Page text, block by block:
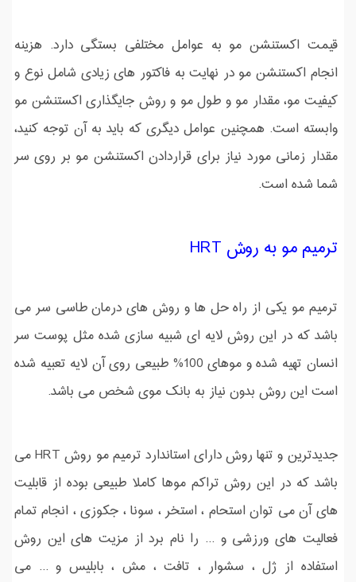
قیمت اکستنشن مو به عوامل مختلفی بستگی دارد. هزینه
انجام اکستنشن مو در نهایت به فاکتور های زیادی شامل نوع و
کیفیت مو، مقدار مو و طول مو و روش جایگذاری اکستنشن مو
وابسته است. همچنین عوامل دیگری که باید به آن توجه کنید،
مقدار زمانی مورد نیاز برای قراردادن اکستنشن مو بر روی سر
شما شده است.
ترمیم مو به روش HRT
ترمیم مو یکی از راه حل ها و روش های درمان طاسی سر می
باشد که در این روش لایه ای شبیه سازی شده مثل پوست سر
انسان تهیه شده و موهای 100% طبیعی روی آن لایه تعبیه شده
است این روش بدون نیاز به بانک موی شخص می باشد.
جدیدترین و تنها روش دارای استاندارد ترمیم مو روش HRT می
باشد که در این روش تراکم موها کاملا طبیعی بوده از قابلیت
های آن می توان استحام ، استخر ، سونا ، جکوزی ، انجام تمام
فعالیت های ورزشی و ... را نام برد از مزیت های این روش
استفاده از ژل ، سشوار ، تافت ، مش ، بابلیس و ... می